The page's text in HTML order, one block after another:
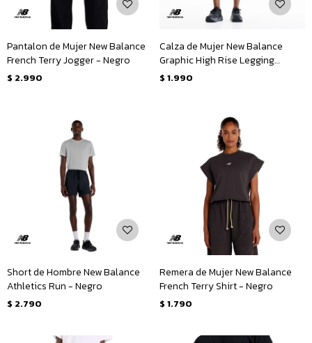
Pantalon de Mujer New Balance
French Terry Jogger - Negro
$ 2.990
Calza de Mujer New Balance
Graphic High Rise Legging
25&quot; - Negro
$ 1.990
Short de Hombre New Balance
Athletics Run - Negro
$ 2.790
Remera de Mujer New Balance
French Terry Shirt - Negro
$ 1.790